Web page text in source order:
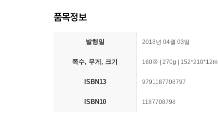
품목정보
발행일 2018년 04월 03일
쪽수, 무게, 크기 160쪽 | 270g |
ISBN13 9791187708797
ISBN10 1187708798